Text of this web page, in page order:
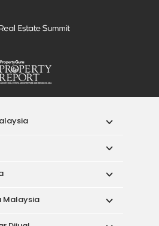
Malaysia